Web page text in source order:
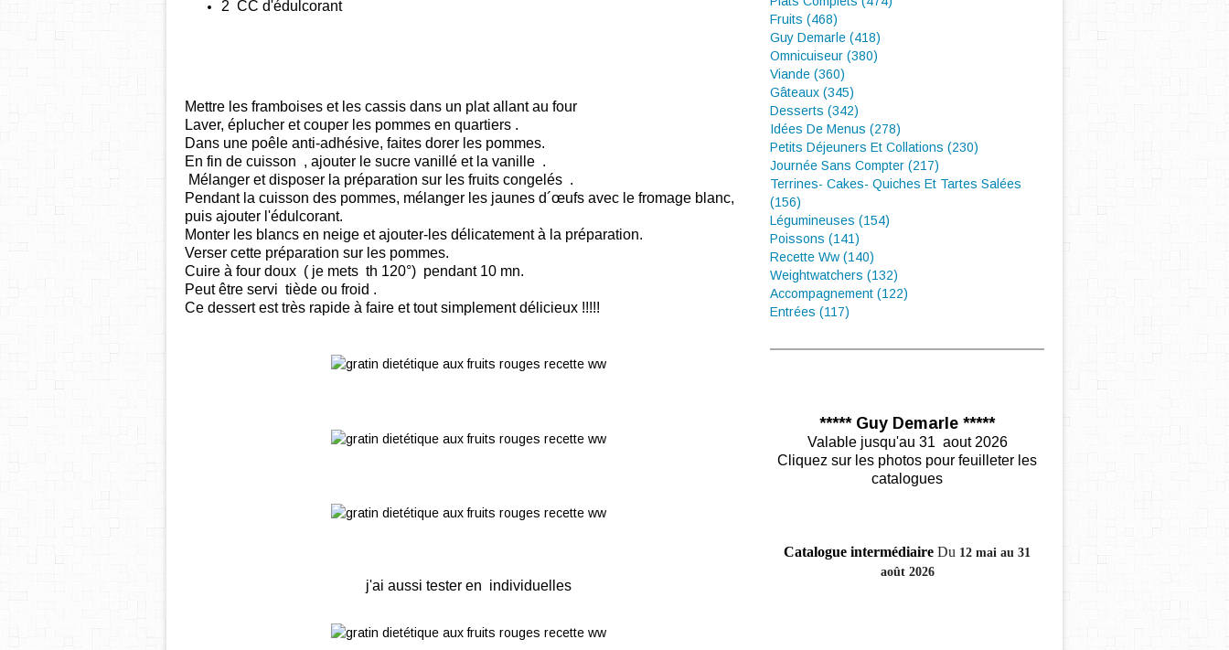
2 CC d'édulcorant
Mettre les framboises et les cassis dans un plat allant au four
Laver, éplucher et couper les pommes en quartiers .
Dans une poêle anti-adhésive, faites dorer les pommes.
En fin de cuisson , ajouter le sucre vanillé et la vanille .
Mélanger et disposer la préparation sur les fruits congelés .
Pendant la cuisson des pommes, mélanger les jaunes d´œufs avec le fromage blanc,
puis ajouter l'édulcorant.
Monter les blancs en neige et ajouter-les délicatement à la préparation.
Verser cette préparation sur les pommes.
Cuire à four doux ( je mets th 120°) pendant 10 mn.
Peut être servi tiède ou froid .
Ce dessert est très rapide à faire et tout simplement délicieux !!!!!
j'ai aussi tester en individuelles
Fruits (468)
Guy Demarle (418)
Omnicuiseur (380)
Viande (360)
Gâteaux (345)
Desserts (342)
Idées De Menus (278)
Petits Déjeuners Et Collations (230)
Journée Sans Compter (217)
Terrines- Cakes- Quiches Et Tartes Salées
(156)
Légumineuses (154)
Poissons (141)
Recette Ww (140)
Weightwatchers (132)
Accompagnement (122)
Entrées (117)
***** Guy Demarle *****
Valable jusqu'au 31 aout 2026
Cliquez sur les photos pour feuilleter les
catalogues
Catalogue intermédiaire Du 12 mai au 31
août 2026